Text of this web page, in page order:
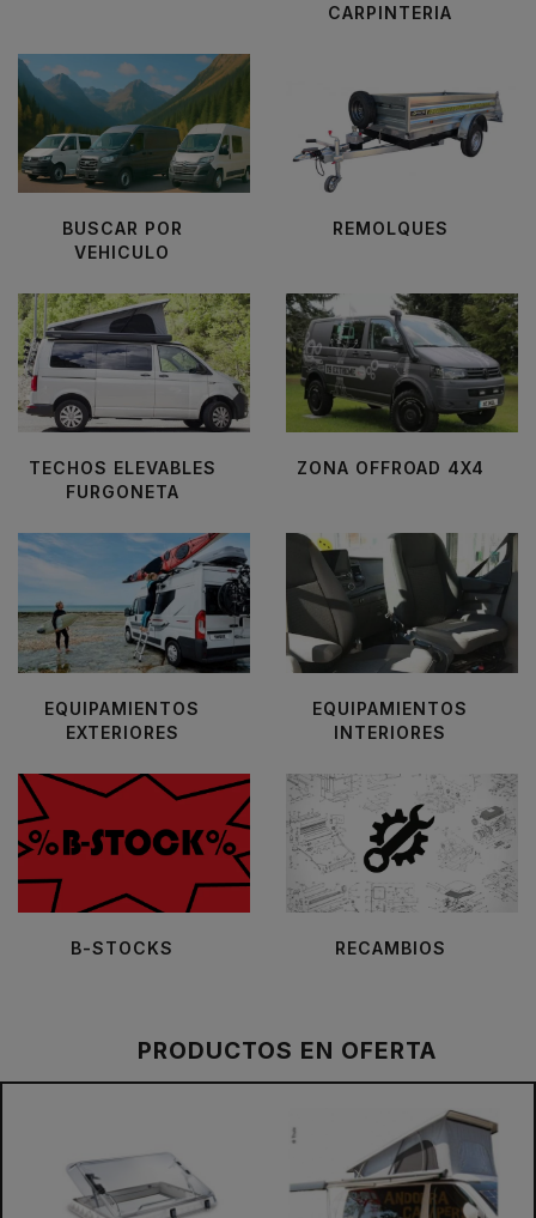
CARPINTERIA
BUSCAR POR
VEHICULO
REMOLQUES
TECHOS ELEVABLES
FURGONETA
ZONA OFFROAD 4X4
EQUIPAMIENTOS
EXTERIORES
EQUIPAMIENTOS
INTERIORES
B-STOCKS RECAMBIOS
PRODUCTOS EN OFERTA